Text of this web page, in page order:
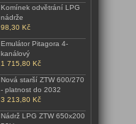
Komínek odvětrání LPG
nádrže
98,30 Kč
Emulátor Pitagora 4-
kanálový
1 715,80 Kč
Nová starší ZTW 600/270
- platnost do 2032
3 213,80 Kč
Nádrž LPG ZTW 650x200